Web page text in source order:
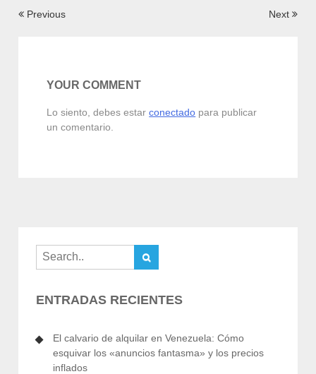
Navegación
Previous Next
YOUR COMMENT
Lo siento, debes estarconectado para publicar
un comentario.
ENTRADAS RECIENTES
El calvario de alquilar en Venezuela: Cómo
esquivar los «anuncios fantasma» y los precios
inflados